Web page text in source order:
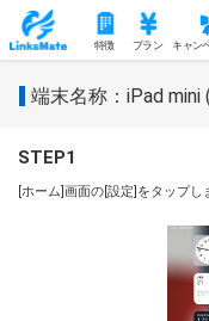
特徴 プラン キャン
端末名称：iPad mini
STEP1
[ホーム]画面の[設定]をタップし